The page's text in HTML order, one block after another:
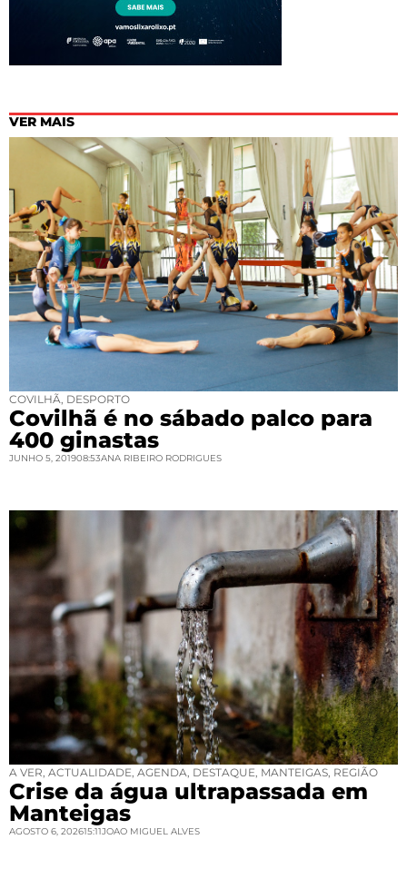
VER MAIS
COVILHÃ DESPORTO
Covilhã é no sábado palco para
400 ginastas
JUNHO 5, 201908:53ANA RIBEIRO RODRIGUES
A VER ACTUALIDADE AGENDA DESTAQUE MANTEIGAS REGIÃO
Crise da água ultrapassada em
Manteigas
AGOSTO 6, 202615:11JOAO MIGUEL ALVES